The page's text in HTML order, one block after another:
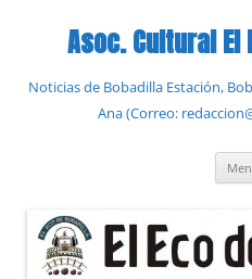
contenidoAsoc. Cultural El
Noticias de Bobadilla Estación,
Ana (Correo: